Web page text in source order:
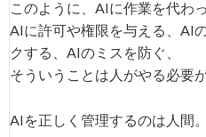
このように、AIに作業を代わ
AIに許可や権限を与える、AI
クする、AIのミスを防ぐ、
そういうことは人がやる必要
AIを正しく管理するのは人間。